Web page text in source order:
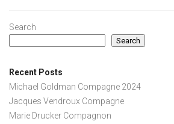
Search
Search
Recent Posts
Michael Goldman Compagne 2024
Jacques Vendroux Compagne
Marie Drucker Compagnon